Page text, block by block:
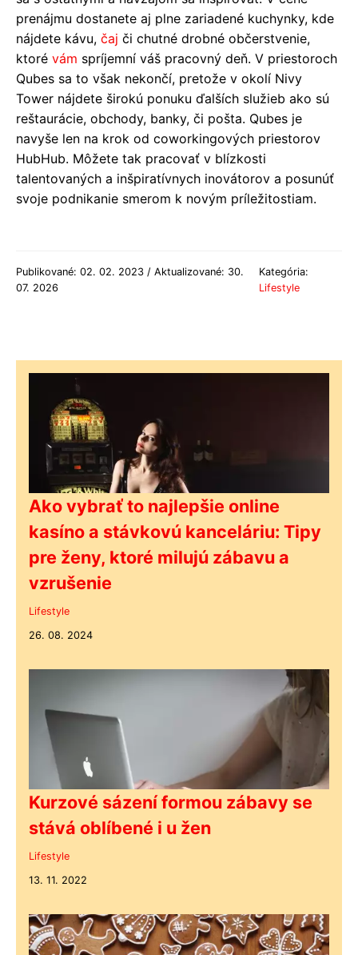
prenájmu dostanete aj plne zariadené kuchynky, kde
nájdete kávu, čaj či chutné drobné občerstvenie,
ktoré vám spríjemní váš pracovný deň. V priestoroch
Qubes sa to však nekončí, pretože v okolí Nivy
Tower nájdete širokú ponuku ďalších služieb ako sú
reštaurácie, obchody, banky, či pošta. Qubes je
navyše len na krok od coworkingových priestorov
HubHub. Môžete tak pracovať v blízkosti
talentovaných a inšpiratívnych inovátorov a posunúť
svoje podnikanie smerom k novým príležitostiam.
Publikované: 02. 02. 2023 / Aktualizované: 30.
07. 2026
Kategória:
Lifestyle
Ako vybrať to najlepšie online
kasíno a stávkovú kanceláriu: Tipy
pre ženy, ktoré milujú zábavu a
vzrušenie
Lifestyle
26. 08. 2024
Kurzové sázení formou zábavy se
stává oblíbené i u žen
Lifestyle
13. 11. 2022